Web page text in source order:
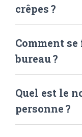
crêpes ?
Comment
bureau ?
Quel est le
personne ?